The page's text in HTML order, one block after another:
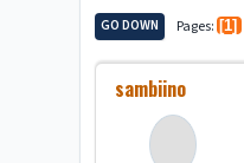
GO DOWN Pages 1
sambiino